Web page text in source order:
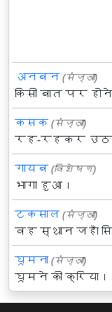
अनबन (संज्ञा)
किसी बात पर
कसक (संज्ञा)
रह-रहकर
गायब (विशेषण)
भागा हुआ।
टकसाल (संज्ञा)
वह स्थान जहाँ
घूमना (संज्ञा)
घूमने की क्रिया।